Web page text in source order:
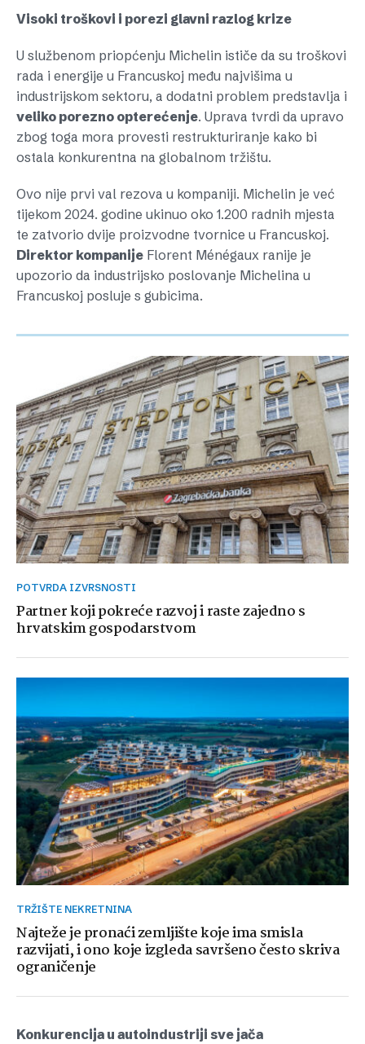
Visoki troškovi i porezi glavni razlog krize
U službenom priopćenju Michelin ističe da su troškovi
rada i energije u Francuskoj među najvišima u
industrijskom sektoru, a dodatni problem predstavlja i
veliko porezno opterećenje. Uprava tvrdi da upravo
zbog toga mora provesti restrukturiranje kako bi
ostala konkurentna na globalnom tržištu.
Ovo nije prvi val rezova u kompaniji. Michelin je već
tijekom 2024. godine ukinuo oko 1.200 radnih mjesta
te zatvorio dvije proizvodne tvornice u Francuskoj.
Direktor kompanije Florent Ménégaux ranije je
upozorio da industrijsko poslovanje Michelina u
Francuskoj posluje s gubicima.
POTVRDA IZVRSNOSTI
Partner koji pokreće razvoj i raste zajedno s
hrvatskim gospodarstvom
TRŽIŠTE NEKRETNINA
Najteže je pronaći zemljište koje ima smisla
razvijati, i ono koje izgleda savršeno često skriva
ograničenje
Konkurencija u autoindustriji sve jača